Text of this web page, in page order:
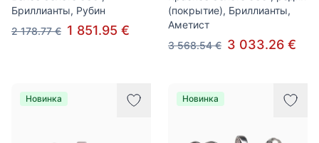
Бриллианты, Рубин
2 178.77 € 1 851.95 €
(покрытие), Бриллианты,
Аметист
3 568.54 € 3 033.26 €
Новинка Новинка